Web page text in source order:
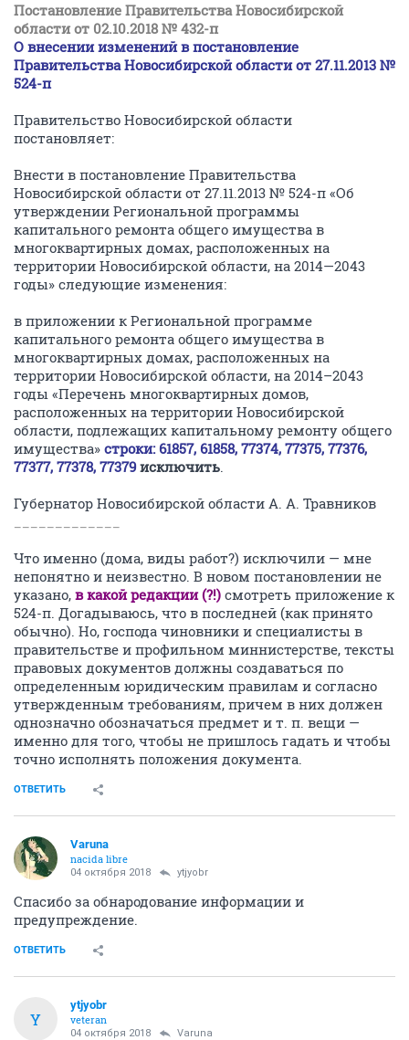
Постановление Правительства Новосибирской
области от 02.10.2018 № 432-п
О внесении изменений в постановление
Правительства Новосибирской области от 27.11.2013 №
524-п
Правительство Новосибирской области
постановляет:
Внести в постановление Правительства
Новосибирской области от 27.11.2013 № 524-п «Об
утверждении Региональной программы
капитального ремонта общего имущества в
многоквартирных домах, расположенных на
территории Новосибирской области, на 2014—2043
годы» следующие изменения:
в приложении к Региональной программе
капитального ремонта общего имущества в
многоквартирных домах, расположенных на
территории Новосибирской области, на 2014–2043
годы «Перечень многоквартирных домов,
расположенных на территории Новосибирской
области, подлежащих капитальному ремонту общего
имущества» строки: 61857, 61858, 77374, 77375, 77376,
77377, 77378, 77379 исключить.
Губернатор Новосибирской области А. А. Травников
Что именно (дома, виды работ?) исключили — мне
непонятно и неизвестно. В новом постановлении не
указано, в какой редакции (?!) смотреть приложение к
524-п. Догадываюсь, что в последней (как принято
обычно). Но, господа чиновники и специалисты в
правительстве и профильном миннистерстве, тексты
правовых документов должны создаваться по
определенным юридическим правилам и согласно
утвержденным требованиям, причем в них должен
однозначно обозначаться предмет и т. п. вещи —
именно для того, чтобы не пришлось гадать и чтобы
точно исполнять положения документа.
ОТВЕТИТЬ
Varuna
nacida libre
04 октября 2018 ytjyobr
Спасибо за обнародование информации и
предупреждение.
ОТВЕТИТЬ
Y
ytjyobr
veteran
04 октября 2018 Varuna